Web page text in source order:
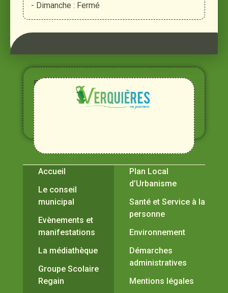
- Dimanche : Fermé
Entre
Rhône,
Alpilles
et
Durance
Accueil
Le conseil
municipal
Evènements et
manifestations
La médiathèque
Groupe Scolaire
Regain
Plan Local
d’Urbanisme
Santé et Service à la
personne
Environnement
Démarches
administratives
Mentions légales